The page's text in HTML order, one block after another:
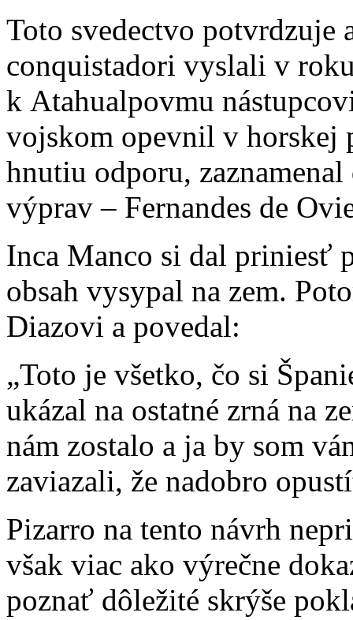
Toto svedectvo potvrdzuje
conquistadori vyslali v
k Atahualpovmu
vojskom opevnil v
hnutiu odporu,
výprav – Fernandes de
Inca Manco si dal priniesť
obsah vysypal na zem.
Diazovi a povedal:
„Toto je všetko, čo si
ukázal na ostatné zrná na
nám zostalo a ja by som
zaviazali, že nadobro
Pizarro na tento návrh
však viac ako výrečne
poznať dôležité skrýše